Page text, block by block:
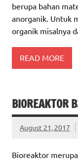
berupa bahan
anorganik. Untuk
organik misalnya
READ MORE
BIOREAKTOR
August 21, 2017
Bioreaktor